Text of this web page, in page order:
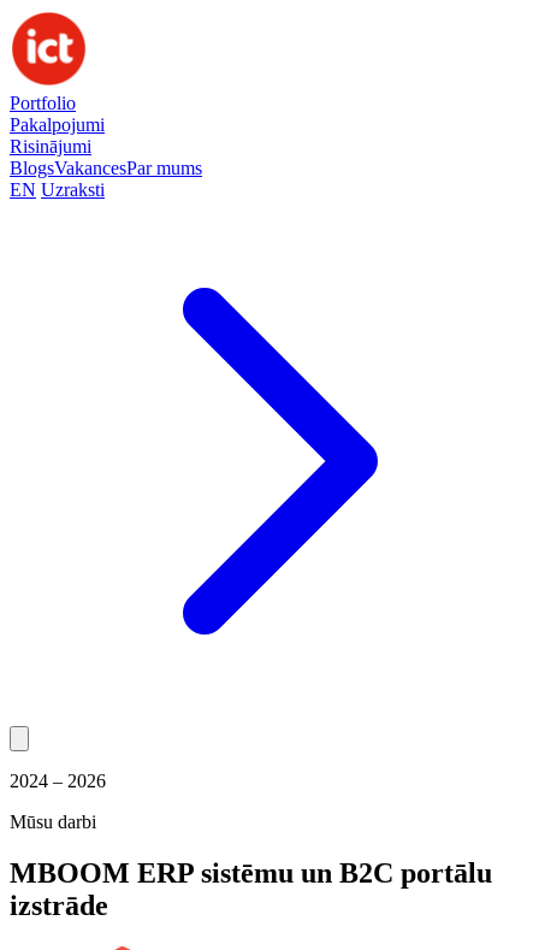
Portfolio
Pakalpojumi
Risinājumi
BlogsVakancesPar mums
EN Uzraksti
2024 – 2026
Mūsu darbi
MBOOM ERP sistēmu un B2C portālu
izstrāde